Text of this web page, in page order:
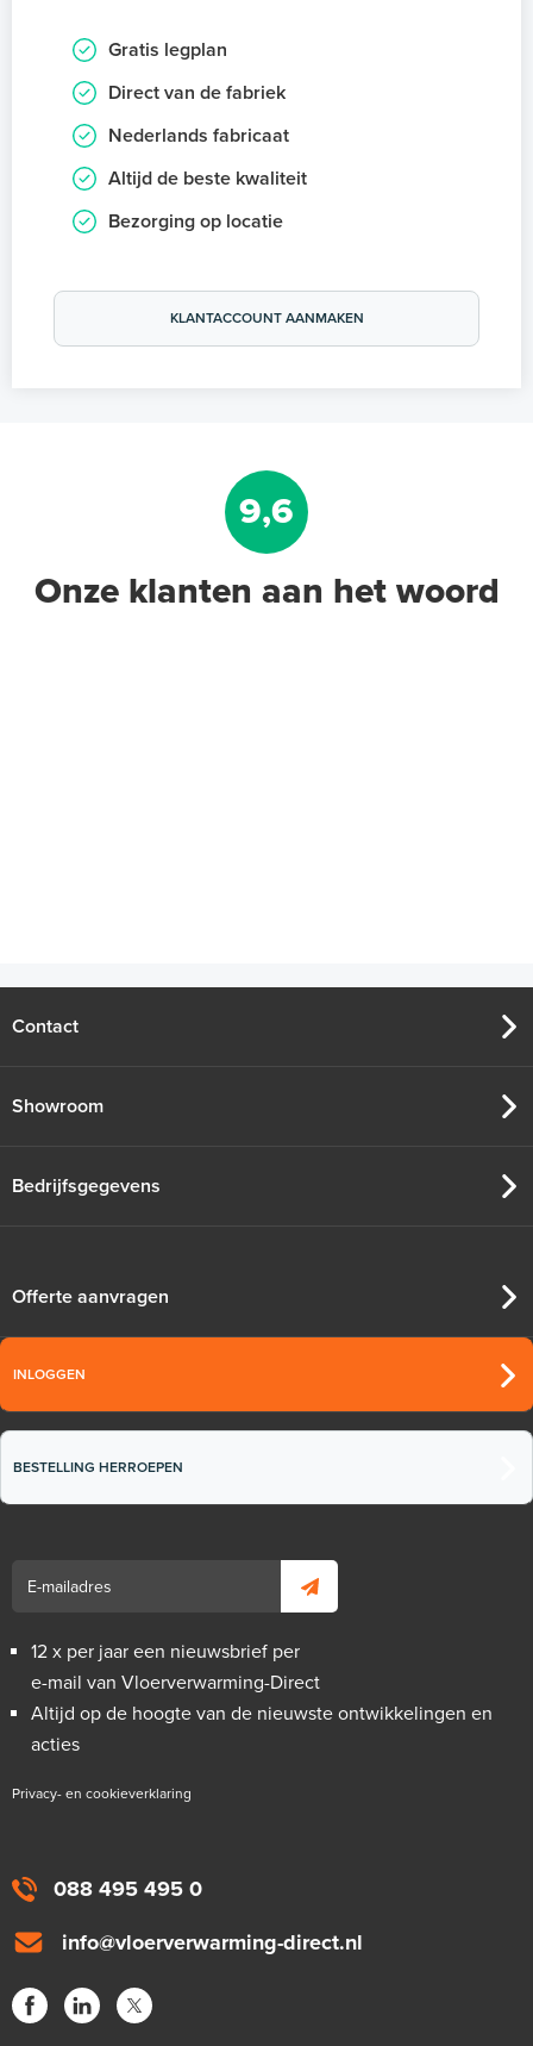
Gratis legplan
Direct van de fabriek
Nederlands fabricaat
Altijd de beste kwaliteit
Bezorging op locatie
KLANTACCOUNT AANMAKEN
9,6
Onze klanten aan het woord
088 495 495 0
info@vloerverwarming-direct.nl
Contact
Showroom
Bedrijfsgegevens
Offerte aanvragen
INLOGGEN
BESTELLING HERROEPEN
12 x per jaar een nieuwsbrief per
e-mail van Vloerverwarming-Direct
Altijd op de hoogte van de nieuwste ontwikkelingen en
acties
Privacy- en cookieverklaring